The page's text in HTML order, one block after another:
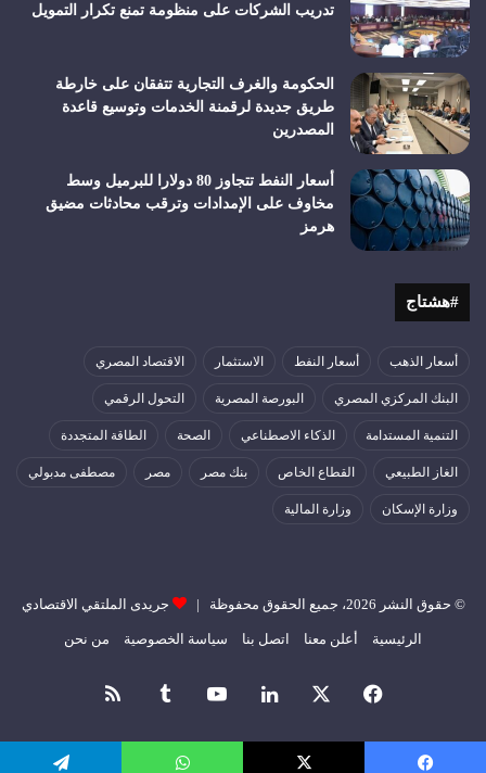
تدريب الشركات على منظومة تمنع تكرار التمويل
الحكومة والغرف التجارية تتفقان على خارطة
طريق جديدة لرقمنة الخدمات وتوسيع قاعدة
المصدرين
أسعار النفط تتجاوز 80 دولارا للبرميل وسط
مخاوف على الإمدادات وترقب محادثات مضيق
هرمز
#هشتاج
أسعار الذهب أسعار النفط الاستثمار الاقتصاد المصري
البنك المركزي المصري البورصة المصرية التحول الرقمي
التنمية المستدامة الذكاء الاصطناعي الصحة الطاقة المتجددة
الغاز الطبيعي القطاع الخاص بنك مصر مصر مصطفى مدبولي
وزارة الإسكان وزارة المالية
© حقوق النشر 2026، جميع الحقوق محفوظة | جريدى الملتقي الاقتصادي
الرئيسية أعلن معنا اتصل بنا سياسة الخصوصية من نحن
فيسبوك لينكدإن ‫YouTube
الموقع